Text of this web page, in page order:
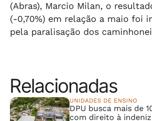
(Abras), Marcio Milan, o
(-0,70%) em relação a maio foi
pela paralisação dos
Relacionadas
UNIDADES DE ENSINO
DPU busca mais de
com direito à